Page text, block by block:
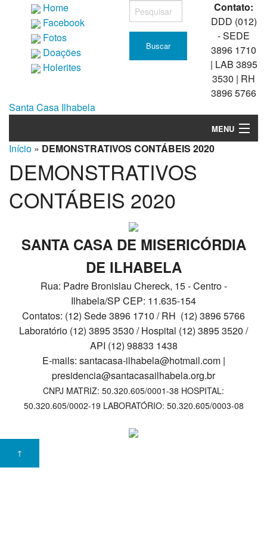
Home
Facebook
Fotos
Doações
Holerites
Contato:
DDD (012)
- SEDE
3896 1710
| LAB 3895
3530 | RH
3896 5766
Santa Casa Ilhabela
MENU
Quem somos
Transparência
Estatísticas
Contato
Ouvidoria
Privacidade
VAGAS DE EMPREGO
Início » DEMONSTRATIVOS CONTÁBEIS 2020
DEMONSTRATIVOS
CONTÁBEIS 2020
SANTA CASA DE MISERICÓRDIA
DE ILHABELA
Rua: Padre Bronislau Chereck, 15 - Centro -
Ilhabela/SP CEP: 11.635-154
Contatos: (12) Sede 3896 1710 / RH (12) 3896 5766
Laboratório (12) 3895 3530 / Hospital (12) 3895 3520 /
API (12) 98833 1438
E-mails: santacasa-ilhabela@hotmail.com |
presidencia@santacasailhabela.org.br
CNPJ MATRIZ: 50.320.605/0001-38 HOSPITAL:
50.320.605/0002-19 LABORATÓRIO: 50.320.605/0003-08
↑